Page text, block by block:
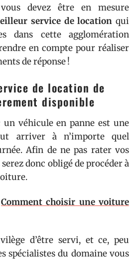
devez être en mesure
service de location qui
dans cette agglomération
en compte pour réaliser
de réponse !
de location de
disponible
un véhicule en panne est une
arriver à n’importe quel
Afin de ne pas rater vos
donc obligé de procéder à
Comment choisir une voiture
d’être servi, et ce, peu
spécialistes du domaine vous